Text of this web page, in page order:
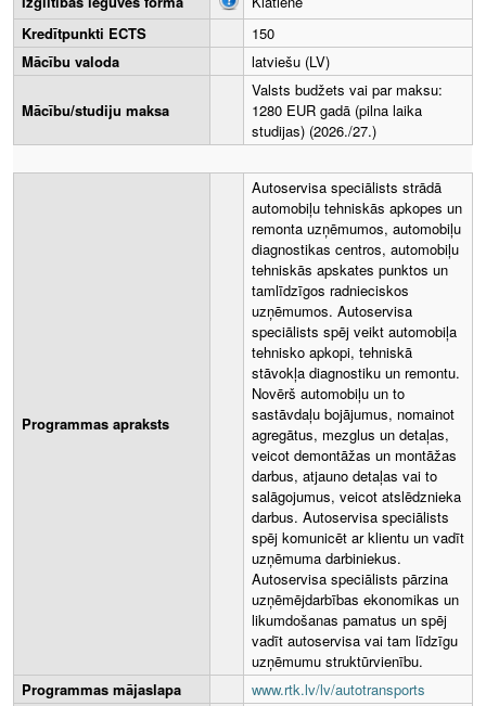
Kredītpunkti ECTS
150
Mācību valoda
latviešu (LV)
Mācību/studiju maksa
Valsts budžets vai par maksu:
1280 EUR gadā (pilna laika
studijas) (2026./27.)
Programmas apraksts
Autoservisa speciālists strādā
automobiļu tehniskās apkopes un
remonta uzņēmumos, automobiļu
diagnostikas centros, automobiļu
tehniskās apskates punktos un
tamlīdzīgos radnieciskos
uzņēmumos. Autoservisa
speciālists spēj veikt automobiļa
tehnisko apkopi, tehniskā
stāvokļa diagnostiku un remontu.
Novērš automobiļu un to
sastāvdaļu bojājumus, nomainot
agregātus, mezglus un detaļas,
veicot demontāžas un montāžas
darbus, atjauno detaļas vai to
salāgojumus, veicot atslēdznieka
darbus. Autoservisa speciālists
spēj komunicēt ar klientu un vadīt
uzņēmuma darbiniekus.
Autoservisa speciālists pārzina
uzņēmējdarbības ekonomikas un
likumdošanas pamatus un spēj
vadīt autoservisa vai tam līdzīgu
uzņēmumu struktūrvienību.
Programmas mājaslapa
www.rtk.lv/lv/autotransports